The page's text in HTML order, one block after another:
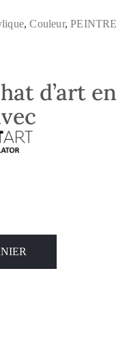
,Couleur,PEINTRE
d’art en